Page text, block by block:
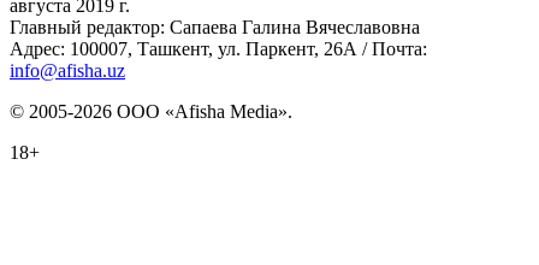
августа 2019 г.
Главный редактор: Сапаева Галина Вячеславовна
Адрес: 100007, Ташкент, ул. Паркент, 26А / Почта:
info@afisha.uz
© 2005-2026 ООО «Afisha Media».
18+